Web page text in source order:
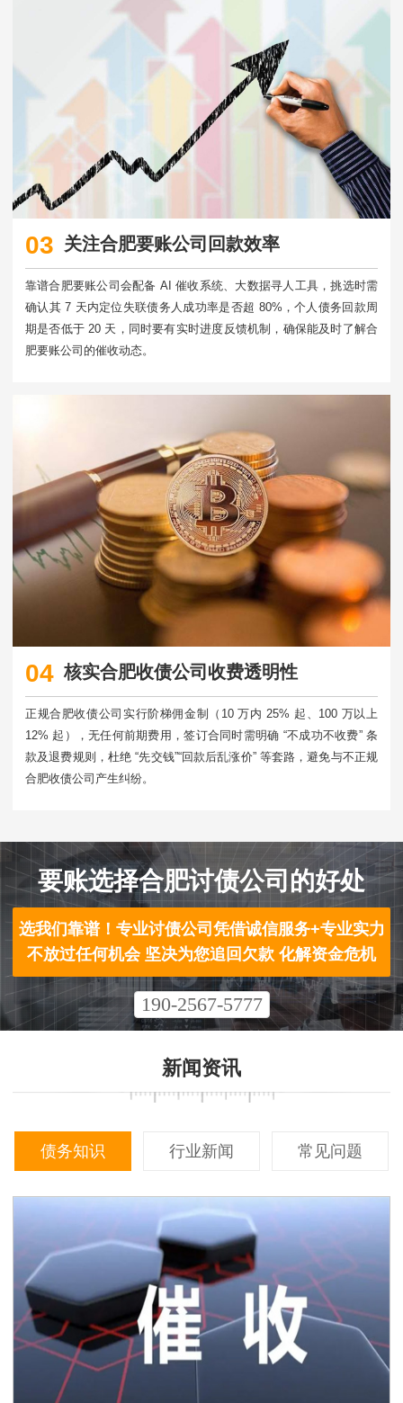
03 关注合肥要账公司回款效率
靠谱合肥要账公司会配备 AI 催收系统、大数据寻人工具，挑选时需
确认其 7 天内定位失联债务人成功率是否超 80%，个人债务回款周
期是否低于 20 天，同时要有实时进度反馈机制，确保能及时了解合
肥要账公司的催收动态。​
04 核实合肥收债公司收费透明性
正规合肥收债公司实行阶梯佣金制（10 万内 25% 起、100 万以上
12% 起），无任何前期费用，签订合同时需明确 “不成功不收费” 条
款及退费规则，杜绝 “先交钱”“回款后乱涨价” 等套路，避免与不正规
合肥收债公司产生纠纷。​
要账选择合肥讨债公司的好处
选我们靠谱！专业讨债公司凭借诚信服务+专业实力
不放过任何机会 坚决为您追回欠款 化解资金危机
190-2567-5777
新闻资讯
债务知识 行业新闻 常见问题